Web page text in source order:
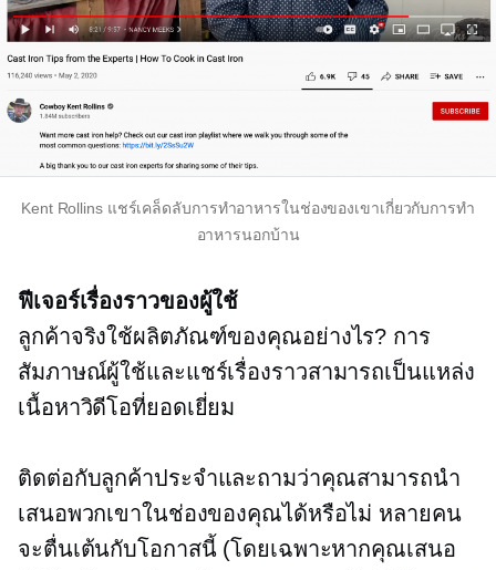
Kent Rollins แชร์เคล็ดลับการทำอาหารในช่องของเขาเกี่ยวกับการทำ
อาหารนอกบ้าน
ฟีเจอร์เรื่องราวของผู้ใช้
ลูกค้าจริงใช้ผลิตภัณฑ์ของคุณอย่างไร? การ
สัมภาษณ์ผู้ใช้และแชร์เรื่องราวสามารถเป็นแหล่ง
เนื้อหาวิดีโอที่ยอดเยี่ยม
ติดต่อกับลูกค้าประจำและถามว่าคุณสามารถนำ
เสนอพวกเขาในช่องของคุณได้หรือไม่ หลายคน
จะตื่นเต้นกับโอกาสนี้ (โดยเฉพาะหากคุณเสนอ